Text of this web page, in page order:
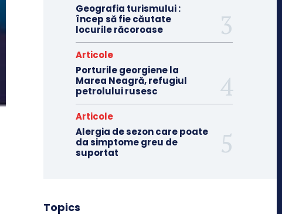
Geografia turismului :
încep să fie căutate
locurile răcoroase
Articole
Porturile georgiene la
Marea Neagră, refugiul
petrolului rusesc
Articole
Alergia de sezon care poate
da simptome greu de
suportat
Topics